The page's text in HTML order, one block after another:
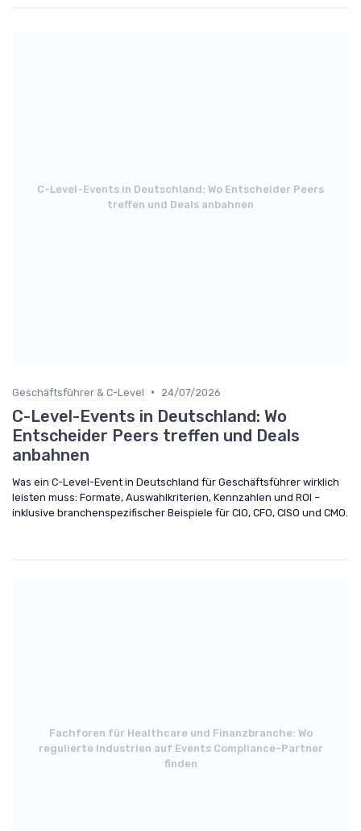
C-Level-Events in Deutschland: Wo Entscheider Peers
treffen und Deals anbahnen
Geschäftsführer & C-Level • 24/07/2026
C-Level-Events in Deutschland: Wo
Entscheider Peers treffen und Deals
anbahnen
Was ein C-Level-Event in Deutschland für Geschäftsführer wirklich
leisten muss: Formate, Auswahlkriterien, Kennzahlen und ROI –
inklusive branchenspezifischer Beispiele für CIO, CFO, CISO und CMO.
Fachforen für Healthcare und Finanzbranche: Wo
regulierte Industrien auf Events Compliance-Partner
finden